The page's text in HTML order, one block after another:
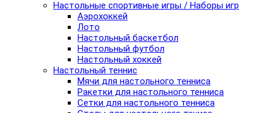
Настольные спортивные игры / Наборы игр
Аэрохоккей
Лото
Настольный баскетбол
Настольный футбол
Настольный хоккей
Настольный теннис
Мячи для настольного тенниса
Ракетки для настольного тенниса
Сетки для настольного тенниса